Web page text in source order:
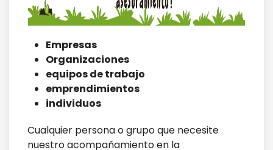
Empresas
Organizaciones
equipos de trabajo
emprendimientos
individuos
Cualquier persona o grupo que necesite
nuestro acompañamiento en la